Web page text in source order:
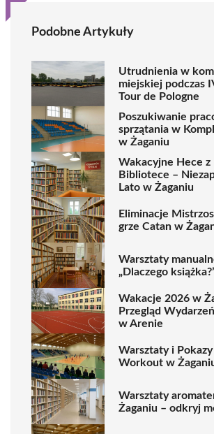
Podobne Artykuły
Utrudnienia w
miejskiej podczas
Tour de Pologne
Poszukiwanie
sprzątania w
w Żaganiu
Wakacyjne Hece z
Bibliotece –
Lato w Żaganiu
Eliminacje
grze Catan w
Warsztaty
„Dlaczego
Wakacje 2026 w
Przegląd
w Arenie
Warsztaty i
Workout w
Warsztaty
Żaganiu – odkryj